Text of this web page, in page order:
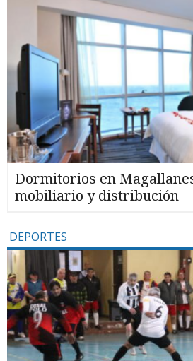
Dormitorios en
mobiliario y distribución
DEPORTES